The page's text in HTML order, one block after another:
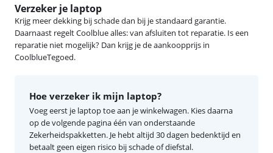
Verzeker je laptop
Krijg meer dekking bij schade dan bij je standaard garantie.
Daarnaast regelt Coolblue alles: van afsluiten tot reparatie. Is een
reparatie niet mogelijk? Dan krijg je de aankoopprijs in
CoolblueTegoed.
Hoe verzeker ik mijn laptop?
Voeg eerst je laptop toe aan je winkelwagen. Kies daarna
op de volgende pagina één van onderstaande
Zekerheidspakketten. Je hebt altijd 30 dagen bedenktijd en
betaalt geen eigen risico bij schade of diefstal.